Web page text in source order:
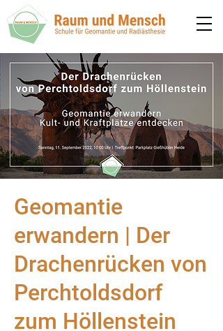
Geomantie
erwandern | Der
Drachenrücken von
Perchtoldsdorf
zum Höllenstein